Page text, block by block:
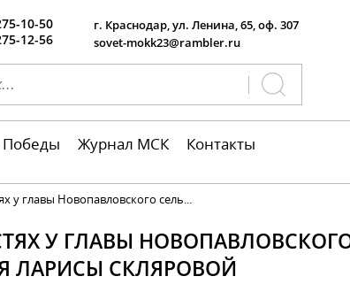
10-50
12-56
г. Краснодар, ул. Ленина, 65, оф. 307
sovet-mokk23@rambler.ru
Победы Журнал МСК Контакты
у главы Новопавловского сель...
У ГЛАВЫ
ЛАРИСЫ СКЛЯРОВОЙ